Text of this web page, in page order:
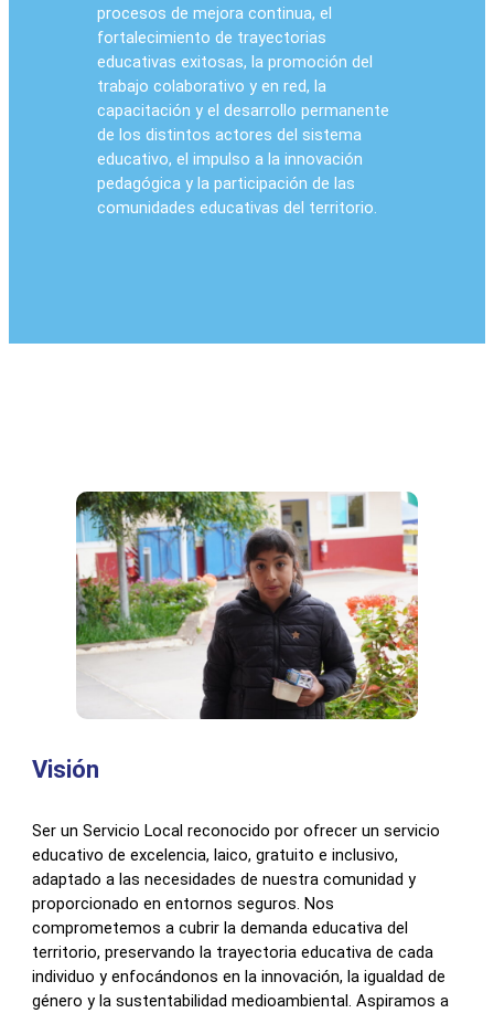
procesos de mejora continua, el
fortalecimiento de trayectorias
educativas exitosas, la promoción del
trabajo colaborativo y en red, la
capacitación y el desarrollo permanente
de los distintos actores del sistema
educativo, el impulso a la innovación
pedagógica y la participación de las
comunidades educativas del territorio.
Visión
Ser un Servicio Local reconocido por ofrecer un servicio
educativo de excelencia, laico, gratuito e inclusivo,
adaptado a las necesidades de nuestra comunidad y
proporcionado en entornos seguros. Nos
comprometemos a cubrir la demanda educativa del
territorio, preservando la trayectoria educativa de cada
individuo y enfocándonos en la innovación, la igualdad de
género y la sustentabilidad medioambiental. Aspiramos a